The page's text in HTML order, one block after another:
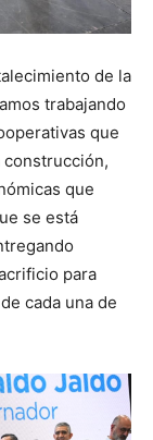
de la
trabajando
que
construcción,
que
se está
para
cada una de